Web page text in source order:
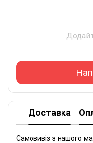
Доставка
Самовивіз з нашого